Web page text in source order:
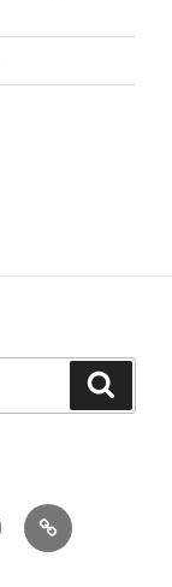
Cookie-
Richtlinie